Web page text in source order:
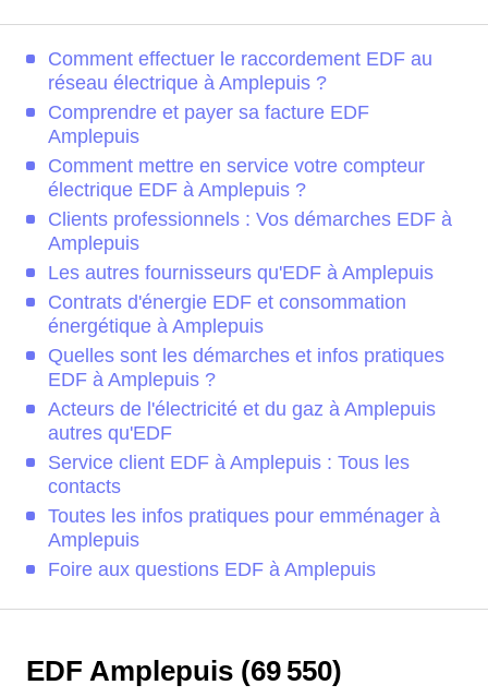
Comment effectuer le raccordement EDF au
réseau électrique à Amplepuis ?
Comprendre et payer sa facture EDF
Amplepuis
Comment mettre en service votre compteur
électrique EDF à Amplepuis ?
Clients professionnels : Vos démarches EDF à
Amplepuis
Les autres fournisseurs qu'EDF à Amplepuis
Contrats d'énergie EDF et consommation
énergétique à Amplepuis
Quelles sont les démarches et infos pratiques
EDF à Amplepuis ?
Acteurs de l'électricité et du gaz à Amplepuis
autres qu'EDF
Service client EDF à Amplepuis : Tous les
contacts
Toutes les infos pratiques pour emménager à
Amplepuis
Foire aux questions EDF à Amplepuis
EDF Amplepuis (69 550)